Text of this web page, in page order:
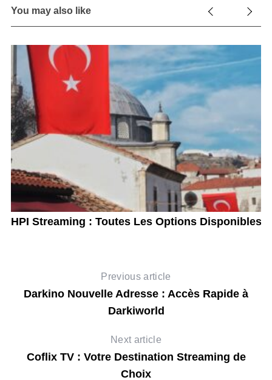
You may also like
HPI Streaming : Toutes Les Options Disponibles
Previous article
Darkino Nouvelle Adresse : Accès Rapide à
Darkiworld
Next article
Coflix TV : Votre Destination Streaming de
Choix